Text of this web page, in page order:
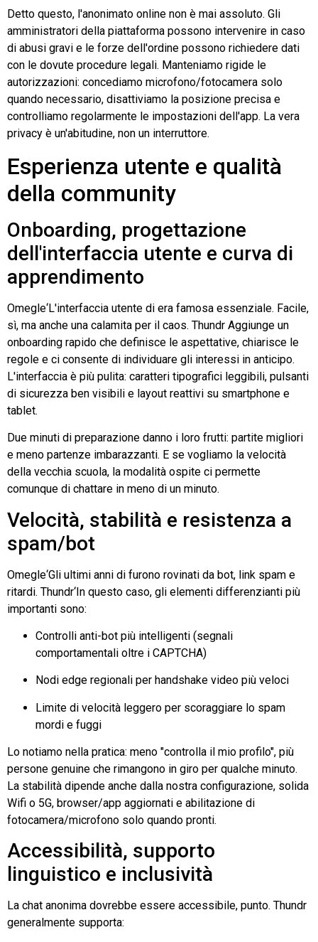
Detto questo, l'anonimato online non è mai assoluto. Gli
amministratori della piattaforma possono intervenire in caso
di abusi gravi e le forze dell'ordine possono richiedere dati
con le dovute procedure legali. Manteniamo rigide le
autorizzazioni: concediamo microfono/fotocamera solo
quando necessario, disattiviamo la posizione precisa e
controlliamo regolarmente le impostazioni dell'app. La vera
privacy è un'abitudine, non un interruttore.
Esperienza utente e qualità
della community
Onboarding, progettazione
dell'interfaccia utente e curva di
apprendimento
Omegle‘L'interfaccia utente di era famosa essenziale. Facile,
sì, ma anche una calamita per il caos. Thundr Aggiunge un
onboarding rapido che definisce le aspettative, chiarisce le
regole e ci consente di individuare gli interessi in anticipo.
L'interfaccia è più pulita: caratteri tipografici leggibili, pulsanti
di sicurezza ben visibili e layout reattivi su smartphone e
tablet.
Due minuti di preparazione danno i loro frutti: partite migliori
e meno partenze imbarazzanti. E se vogliamo la velocità
della vecchia scuola, la modalità ospite ci permette
comunque di chattare in meno di un minuto.
Velocità, stabilità e resistenza a
spam/bot
Omegle‘Gli ultimi anni di furono rovinati da bot, link spam e
ritardi. Thundr‘In questo caso, gli elementi differenzianti più
importanti sono:
Controlli anti-bot più intelligenti (segnali
comportamentali oltre i CAPTCHA)
Nodi edge regionali per handshake video più veloci
Limite di velocità leggero per scoraggiare lo spam
mordi e fuggi
Lo notiamo nella pratica: meno "controlla il mio profilo", più
persone genuine che rimangono in giro per qualche minuto.
La stabilità dipende anche dalla nostra configurazione, solida
Wifi o 5G, browser/app aggiornati e abilitazione di
fotocamera/microfono solo quando pronti.
Accessibilità, supporto
linguistico e inclusività
La chat anonima dovrebbe essere accessibile, punto. Thundr
generalmente supporta: